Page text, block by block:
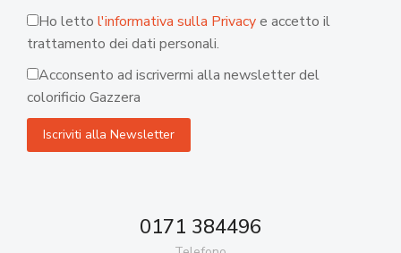
Ho letto l'informativa sulla Privacye accetto il
trattamento dei dati personali.
Acconsento ad iscrivermi alla newsletter del
colorificio Gazzera
0171 384496